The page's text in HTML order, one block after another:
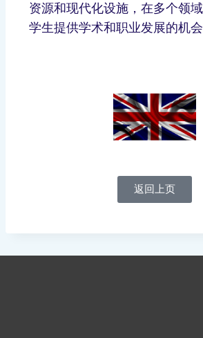
资源和现代化设施，在多个领
学生提供学术和职业发展的机会
返回上页